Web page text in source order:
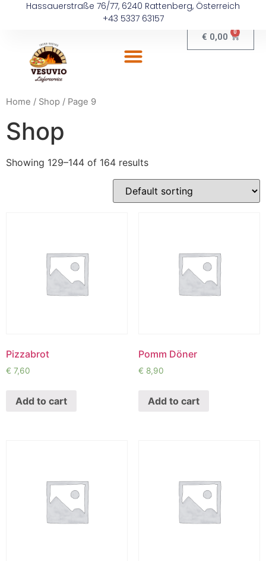
Hassauerstraße 76/77, 6240 Rattenberg, Österreich
+43 5337 63157
€ 0,00 0
Home / Shop / Page 9
Shop
Showing 129–144 of 164 results
Pizzabrot
€ 7,60
Add to cart
Pomm Döner
€ 8,90
Add to cart